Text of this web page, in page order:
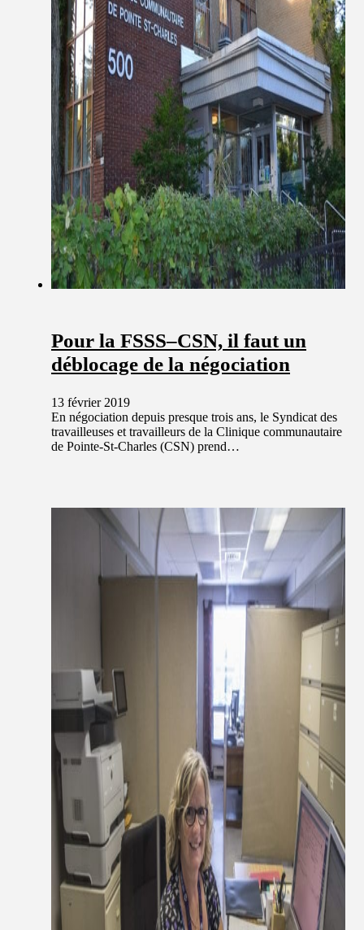
Pour la FSSS–CSN, il faut un
déblocage de la négociation
13 février 2019
En négociation depuis presque trois ans, le Syndicat des
travailleuses et travailleurs de la Clinique communautaire
de Pointe-St-Charles (CSN) prend…